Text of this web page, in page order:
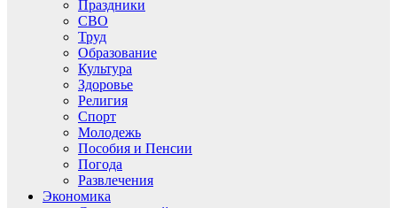
Праздники
СВО
Труд
Образование
Культура
Здоровье
Религия
Спорт
Молодежь
Пособия и Пенсии
Погода
Развлечения
Экономика